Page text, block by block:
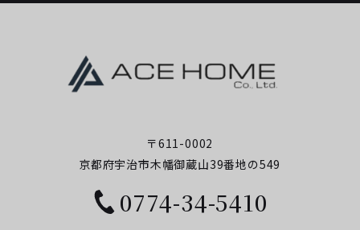
〒611-0002
京都府宇治市木幡御蔵山39番地の549
0774-34-5410